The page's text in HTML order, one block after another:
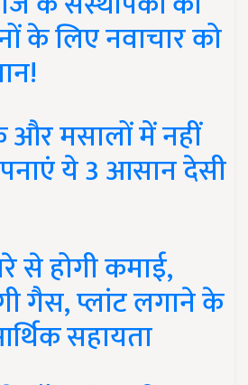
के लिए नवाचार को
और मसालों में नहीं
ये 3 आसान देसी
से होगी कमाई,
गैस, प्लांट लगाने के
सहायता